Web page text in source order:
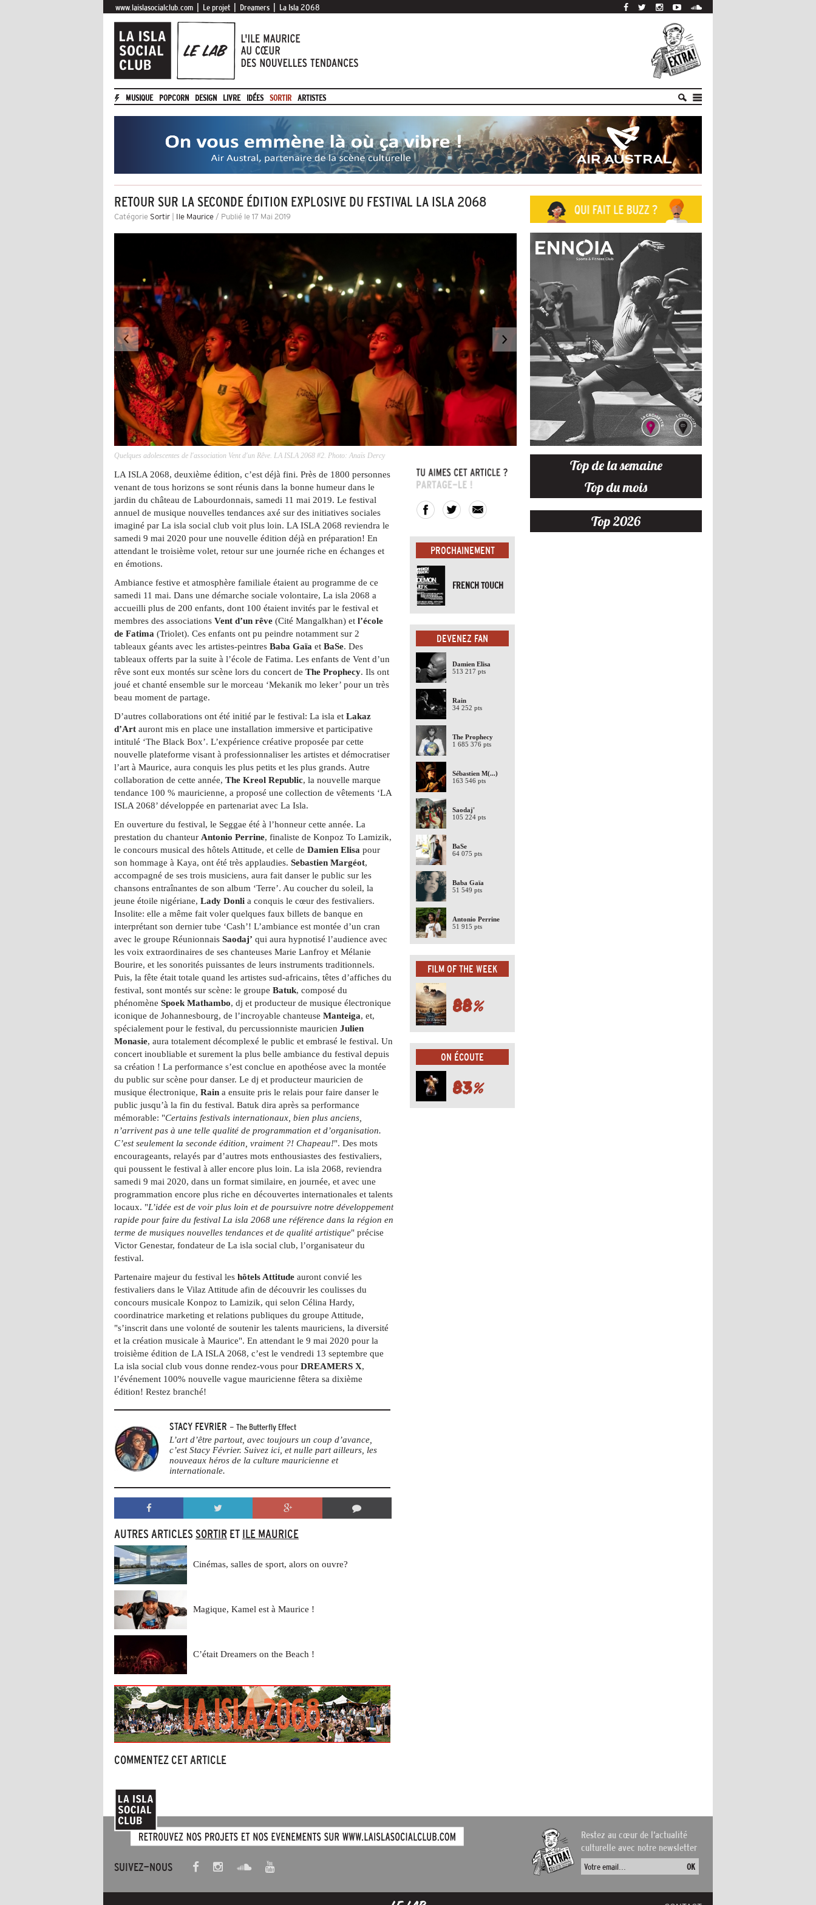
www.laislasocialclub.com Le projet Dreamers La Isla 2068
MUSIQUE POPCORN DESIGN LIVRE IDÉES SORTIR ARTISTES
RETOUR SUR LA SECONDE ÉDITION EXPLOSIVE DU FESTIVAL LA ISLA 2068
Catégorie Sortir Ile Maurice / Publié le 17 Mai 2019
La Taba-j d'Attitude. LA ISLA 2068 #2. Photo: Anaïs Dercy
LA ISLA 2068, deuxième édition, c’est déjà fini. Près de 1800 personnes
venant de tous horizons se sont réunis dans la bonne humeur dans le
jardin du château de Labourdonnais, samedi 11 mai 2019. Le festival
annuel de musique nouvelles tendances axé sur des initiatives sociales
imaginé par La isla social club voit plus loin. LA ISLA 2068 reviendra le
samedi 9 mai 2020 pour une nouvelle édition déjà en préparation! En
attendant le troisième volet, retour sur une journée riche en échanges et
en émotions.
Ambiance festive et atmosphère familiale étaient au programme de ce
samedi 11 mai. Dans une démarche sociale volontaire, La isla 2068 a
accueilli plus de 200 enfants, dont 100 étaient invités par le festival et
membres des associations Vent d’un rêve (Cité Mangalkhan) et l’école
de Fatima (Triolet). Ces enfants ont pu peindre notamment sur 2
tableaux géants avec les artistes-peintres Baba Gaïa et BaSe. Des
tableaux offerts par la suite à l’école de Fatima. Les enfants de Vent d’un
rêve sont eux montés sur scène lors du concert de The Prophecy. Ils ont
joué et chanté ensemble sur le morceau ‘Mekanik mo leker’ pour un très
beau moment de partage.
D’autres collaborations ont été initié par le festival: La isla et Lakaz
d’Art auront mis en place une installation immersive et participative
intitulé ‘The Black Box’. L’expérience créative proposée par cette
nouvelle plateforme visant à professionnaliser les artistes et démocratiser
l’art à Maurice, aura conquis les plus petits et les plus grands. Autre
collaboration de cette année, The Kreol Republic, la nouvelle marque
tendance 100 % mauricienne, a proposé une collection de vêtements ‘LA
ISLA 2068’ développée en partenariat avec La Isla.
En ouverture du festival, le Seggae été à l’honneur cette année. La
prestation du chanteur Antonio Perrine, finaliste de Konpoz To Lamizik,
le concours musical des hôtels Attitude, et celle de Damien Elisa pour
son hommage à Kaya, ont été très applaudies. Sebastien Margéot,
accompagné de ses trois musiciens, aura fait danser le public sur les
chansons entraînantes de son album ‘Terre’. Au coucher du soleil, la
jeune étoile nigériane, Lady Donli a conquis le cœur des festivaliers.
Insolite: elle a même fait voler quelques faux billets de banque en
interprétant son dernier tube ‘Cash’! L’ambiance est montée d’un cran
avec le groupe Réunionnais Saodaj’ qui aura hypnotisé l’audience avec
les voix extraordinaires de ses chanteuses Marie Lanfroy et Mélanie
Bourire, et les sonorités puissantes de leurs instruments traditionnels.
Puis, la fête était totale quand les artistes sud-africains, têtes d’affiches du
festival, sont montés sur scène: le groupe Batuk, composé du
phénomène Spoek Mathambo, dj et producteur de musique électronique
iconique de Johannesbourg, de l’incroyable chanteuse Manteiga, et,
spécialement pour le festival, du percussionniste mauricien Julien
Monasie, aura totalement décomplexé le public et embrasé le festival. Un
concert inoubliable et surement la plus belle ambiance du festival depuis
sa création ! La performance s’est conclue en apothéose avec la montée
du public sur scène pour danser. Le dj et producteur mauricien de
musique électronique, Rain a ensuite pris le relais pour faire danser le
public jusqu’à la fin du festival. Batuk dira après sa performance
mémorable: "Certains festivals internationaux, bien plus anciens,
n’arrivent pas à une telle qualité de programmation et d’organisation.
C’est seulement la seconde édition, vraiment ?! Chapeau!". Des mots
encourageants, relayés par d’autres mots enthousiastes des festivaliers,
qui poussent le festival à aller encore plus loin. La isla 2068, reviendra
samedi 9 mai 2020, dans un format similaire, en journée, et avec une
programmation encore plus riche en découvertes internationales et talents
locaux. "L’idée est de voir plus loin et de poursuivre notre développement
rapide pour faire du festival La isla 2068 une référence dans la région en
terme de musiques nouvelles tendances et de qualité artistique" précise
Victor Genestar, fondateur de La isla social club, l’organisateur du
festival.
Partenaire majeur du festival les hôtels Attitude auront convié les
festivaliers dans le Vilaz Attitude afin de découvrir les coulisses du
concours musicale Konpoz to Lamizik, qui selon Célina Hardy,
coordinatrice marketing et relations publiques du groupe Attitude,
"s’inscrit dans une volonté de soutenir les talents mauriciens, la diversité
et la création musicale à Maurice". En attendant le 9 mai 2020 pour la
troisième édition de LA ISLA 2068, c’est le vendredi 13 septembre que
La isla social club vous donne rendez-vous pour DREAMERS X,
l’événement 100% nouvelle vague mauricienne fêtera sa dixième
édition! Restez branché!
STACY FEVRIER - The Butterfly Effect
L’art d’être partout, avec toujours un coup d’avance,
c’est Stacy Février. Suivez ici, et nulle part ailleurs, les
nouveaux héros de la culture mauricienne et
internationale.
AUTRES ARTICLES SORTIR ET ILE MAURICE
Cinémas, salles de sport, alors on ouvre?
Magique, Kamel est à Maurice !
C’était Dreamers on the Beach !
COMMENTEZ CET ARTICLE
PROCHAINEMENT
FRENCH TOUCH
DEVENEZ FAN
Damien Elisa
513 217 pts
Rain
34 252 pts
The Prophecy
1 685 376 pts
Sébastien M(...)
163 546 pts
Saodaj'
105 224 pts
BaSe
64 075 pts
Baba Gaïa
51 549 pts
Antonio Perrine
51 915 pts
FILM OF THE WEEK
88%
ON ÉCOUTE
83%
Top de la semaine
Top du mois
Top 2026
SUIVEZ-NOUS
Restez au cœur de l’actualité
culturelle avec notre newsletter
OK